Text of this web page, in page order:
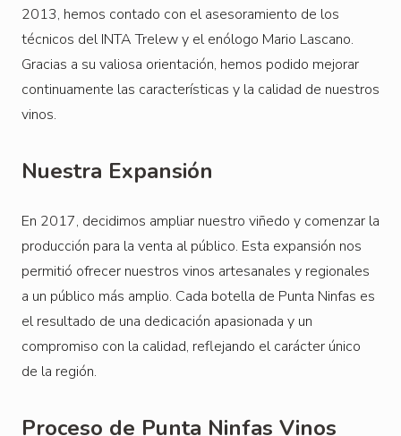
2013, hemos contado con el asesoramiento de los
técnicos del INTA Trelew y el enólogo Mario Lascano.
Gracias a su valiosa orientación, hemos podido mejorar
continuamente las características y la calidad de nuestros
vinos.
Nuestra Expansión
En 2017, decidimos ampliar nuestro viñedo y comenzar la
producción para la venta al público. Esta expansión nos
permitió ofrecer nuestros vinos artesanales y regionales
a un público más amplio. Cada botella de Punta Ninfas es
el resultado de una dedicación apasionada y un
compromiso con la calidad, reflejando el carácter único
de la región.
Proceso de Punta Ninfas Vinos